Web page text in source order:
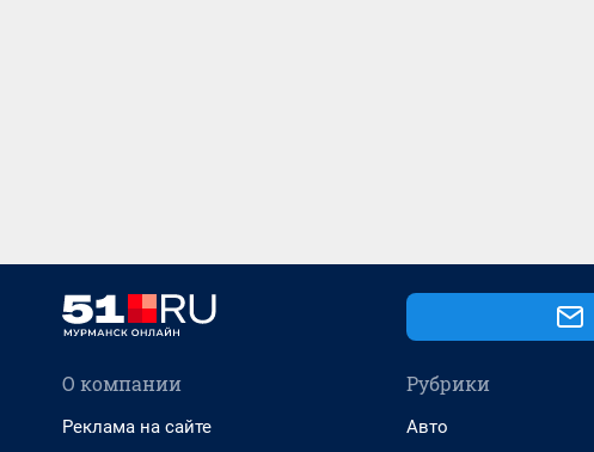
О компании
Реклама на сайте
Рубрики
Авто